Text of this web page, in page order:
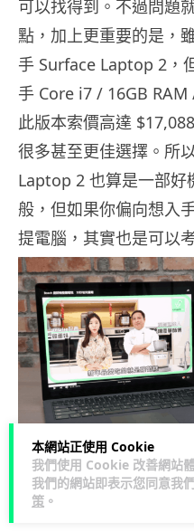
本網站正使用 Cookie
我們使用 Cookie 改善網站
我們的網站即表示您同意我
策 。
可以找得到。不過問題
點，加上更重要的是，
手 Surface Laptop 2，
手 Core i7 / 16GB RAM
此版本索價高達
很多甚至更佳選擇。所
Laptop 2 也算是一部好
般，但如果你偏向想入
提電腦，其實也是可以
售價：$10,288 起
查詢：Microsoft（3071